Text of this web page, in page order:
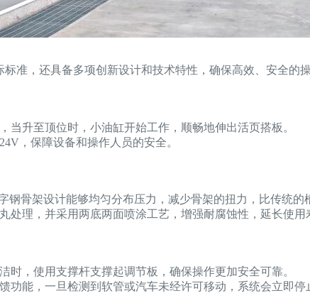
准，还具备多项创新设计和技术特性，确保高效、安全的操
当升至顶位时，小油缸开始工作，顺畅地伸出活页搭板。
，保障设备和操作人员的安全。
字钢骨架设计能够均匀分布压力，减少骨架的扭力，比传统的
处理，并采用两底两面喷涂工艺，增强耐腐蚀性，延长使用
时，使用支撑杆支撑起调节板，确保操作更加安全可靠。
功能，一旦检测到软管或汽车未经许可移动，系统会立即